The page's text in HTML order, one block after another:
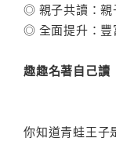
◎ 親子共讀：親
◎ 全面提升：豐
趣趣名著自己
你知道青蛙王子